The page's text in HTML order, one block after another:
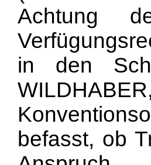
Achtung
in den
befasst, ob